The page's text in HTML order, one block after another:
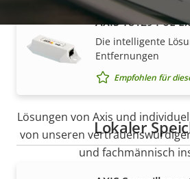
AXIS T8129 PoE
Die intelligente
Entfernungen
Empfohlen für
Lokaler
Lösungen von Axis und
von unseren
und fachmännisch